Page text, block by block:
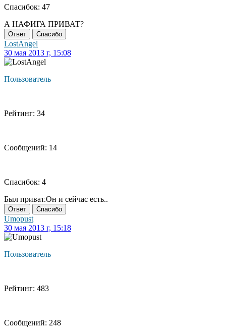
Спасибок: 47
А НАФИГА ПРИВАТ?
Ответ Спасибо
LostAngel
30 мая 2013 г, 15:08
Пользователь
Рейтинг: 34
Сообщений: 14
Спасибок: 4
Был приват.Он и сейчас есть..
Ответ Спасибо
Umopust
30 мая 2013 г, 15:18
Пользователь
Рейтинг: 483
Сообщений: 248